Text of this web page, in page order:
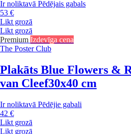
Ir noliktavā Pēdējais gabals
53 €
Likt grozā
Likt grozā
Premium Izdevīga cena
The Poster Club
Plakāts Blue Flowers &
van Cleef30x40 cm
Ir noliktavā Pēdējie gabali
42 €
Likt grozā
Likt grozā